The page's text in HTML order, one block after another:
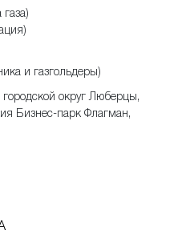
газа)
и газгольдеры)
округ Люберцы,
Бизнес-парк Флагман,